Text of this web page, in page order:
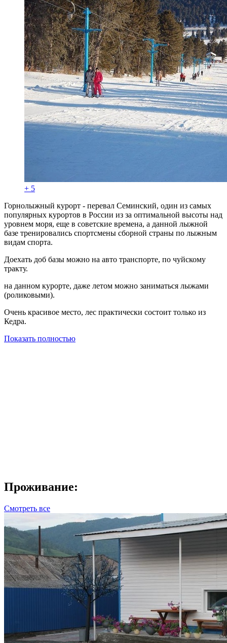
+ 5
Горнолыжный курорт - перевал Семинский, один из самых
популярных курортов в России из за оптимальной высоты над
уровнем моря, еще в советские времена, а данной лыжной
базе тренировались спортсмены сборной страны по лыжным
видам спорта.
Доехать доб базы можно на авто транспорте, по чуйскому
тракту.
на данном курорте, даже летом можно заниматься лыжами
(роликовыми).
Очень красивое место, лес практически состоит только из
Кедра.
Показать полностью
Проживание:
Смотреть все